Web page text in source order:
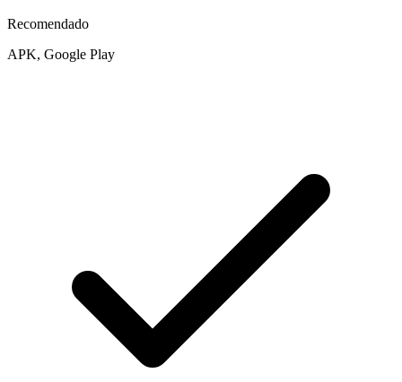
Recomendado
APK, Google Play